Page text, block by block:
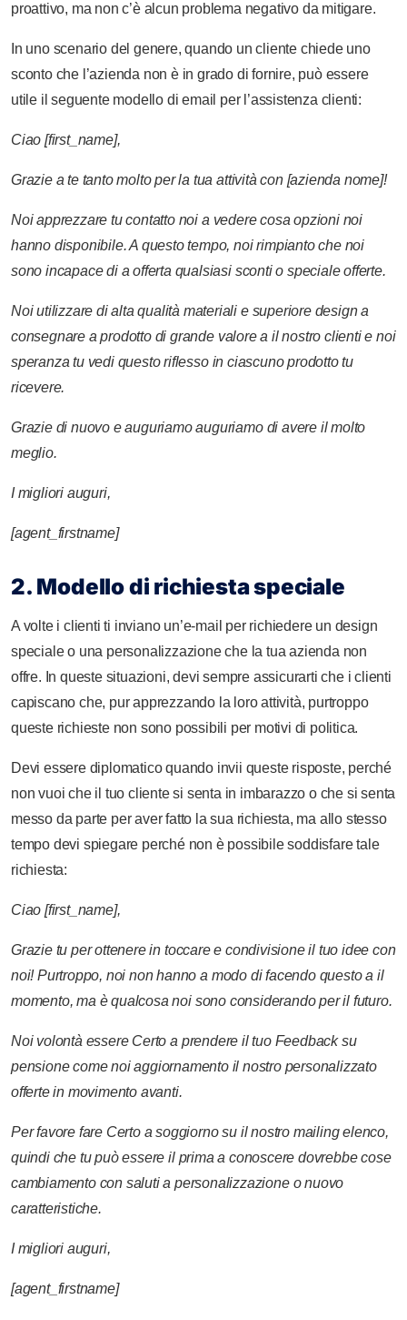
proattivo, ma non c’è alcun problema negativo da mitigare.
In uno scenario del genere, quando un cliente chiede uno
sconto che l’azienda non è in grado di fornire, può essere
utile il seguente modello di email per l’assistenza clienti:
Ciao [first_name],
Grazie a te tanto molto per la tua attività con [azienda nome]!
Noi apprezzare tu contatto noi a vedere cosa opzioni noi
hanno disponibile.A questo tempo, noi rimpianto che noi
sono incapace di a offerta qualsiasi sconti o speciale offerte.
Noi utilizzare di alta qualità materiali e superiore design a
consegnare a prodotto di grande valore a il nostro clienti e noi
speranza tu vedi questo riflesso in ciascuno prodotto tu
ricevere.
Grazie di nuovo e auguriamo auguriamo di avere il molto
meglio.
I migliori auguri,
[agent_firstname]
2. Modello di richiesta speciale
A volte i clienti ti inviano un’e-mail per richiedere un design
speciale o una personalizzazione che la tua azienda non
offre. In queste situazioni, devi sempre assicurarti che i clienti
capiscano che, pur apprezzando la loro attività, purtroppo
queste richieste non sono possibili per motivi di politica.
Devi essere diplomatico quando invii queste risposte, perché
non vuoi che il tuo cliente si senta in imbarazzo o che si senta
messo da parte per aver fatto la sua richiesta, ma allo stesso
tempo devi spiegare perché non è possibile soddisfare tale
richiesta:
Ciao [first_name],
Grazie tu per ottenere in toccare e condivisione il tuo idee con
noi! Purtroppo, noi non hanno a modo di facendo questo a il
momento, ma è qualcosa noi sono considerando per il futuro.
Noi volontà essere Certo a prendere il tuo Feedback su
pensione come noi aggiornamento il nostro personalizzato
offerte in movimento avanti.
Per favore fare Certo a soggiorno su il nostro mailing elenco,
quindi che tu può essere il prima a conoscere dovrebbe cose
cambiamento con saluti a personalizzazione o nuovo
caratteristiche.
I migliori auguri,
[agent_firstname]